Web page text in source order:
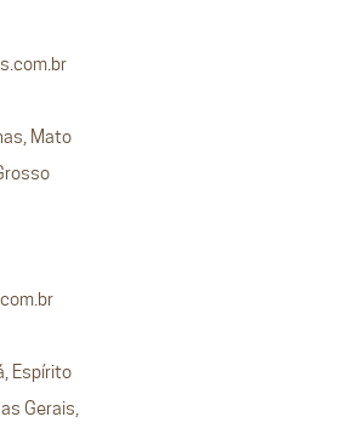
Mato
Espírito
Gerais,